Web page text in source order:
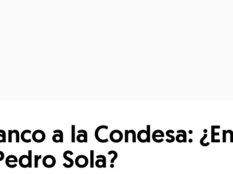
a la Condesa:
Sola?
mediante Facebook
mediante Twitter
mediante LinkedIn
mediante global.social-whatsapp